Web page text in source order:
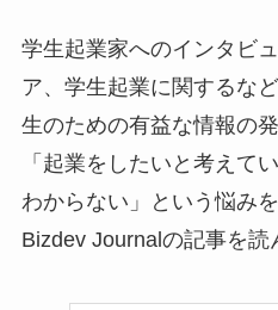
学生起業家へのインタビ
ア、学生起業に関するな
生のための有益な情報の
「起業をしたいと考えて
わからない」という悩み
Bizdev Journalの記事を読